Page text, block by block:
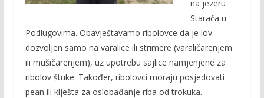
na jezeru
Starača u
Podlugovima. Obavještavamo ribolovce da je lov
dozvoljen samo na varalice ili strimere (varaličarenjem
ili mušičarenjem), uz upotrebu sajlice namjenjene za
ribolov štuke. Također, ribolovci moraju posjedovati
pean ili klješta za oslobađanje riba od trokuka.